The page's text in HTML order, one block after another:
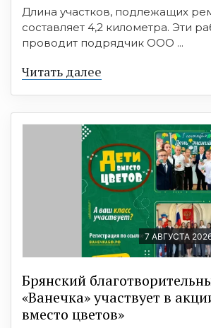
Длина участков, подлежащих
составляет 4,2 километра. Эти
проводит подрядчик ООО ...
Читать далее
7 АВГУСТА
Брянский
«Ванечка» участвует в
вместо цветов»